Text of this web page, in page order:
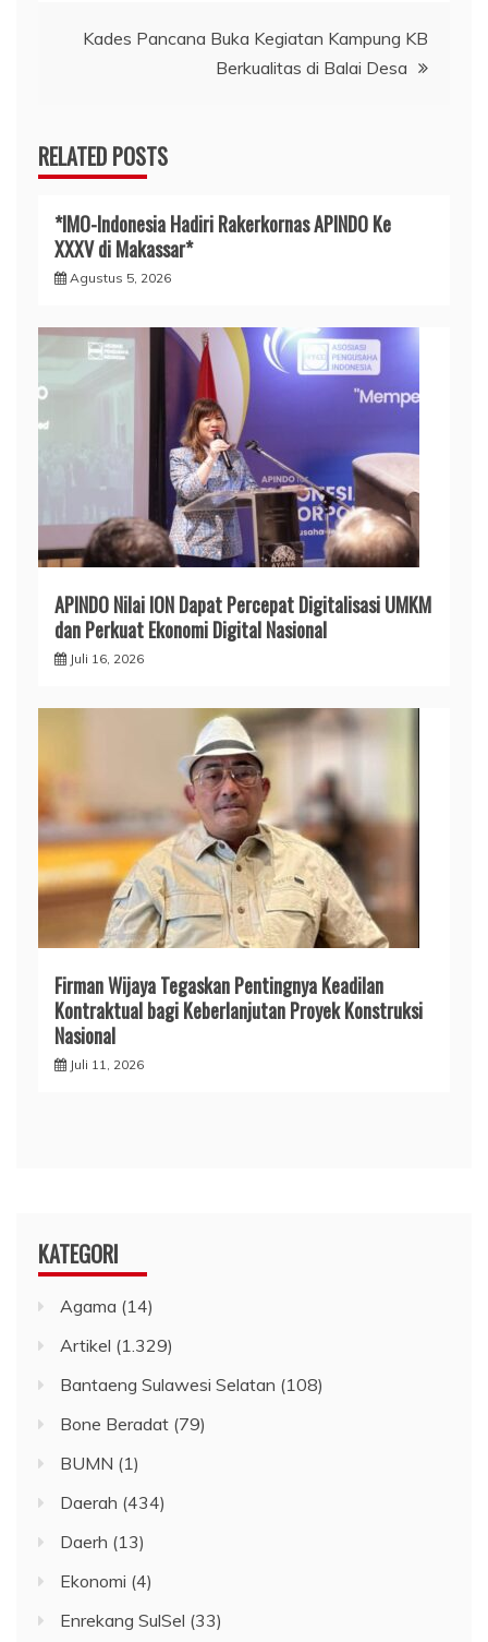
Kades Pancana Buka Kegiatan Kampung KB
Berkualitas di Balai Desa
RELATED POSTS
*IMO-Indonesia Hadiri Rakerkornas APINDO Ke
XXXV di Makassar*
Agustus 5, 2026
APINDO Nilai ION Dapat Percepat Digitalisasi UMKM
dan Perkuat Ekonomi Digital Nasional
Juli 16, 2026
Firman Wijaya Tegaskan Pentingnya Keadilan
Kontraktual bagi Keberlanjutan Proyek Konstruksi
Nasional
Juli 11, 2026
KATEGORI
Agama (14)
Artikel (1.329)
Bantaeng Sulawesi Selatan (108)
Bone Beradat (79)
BUMN (1)
Daerah (434)
Daerh (13)
Ekonomi (4)
Enrekang SulSel (33)